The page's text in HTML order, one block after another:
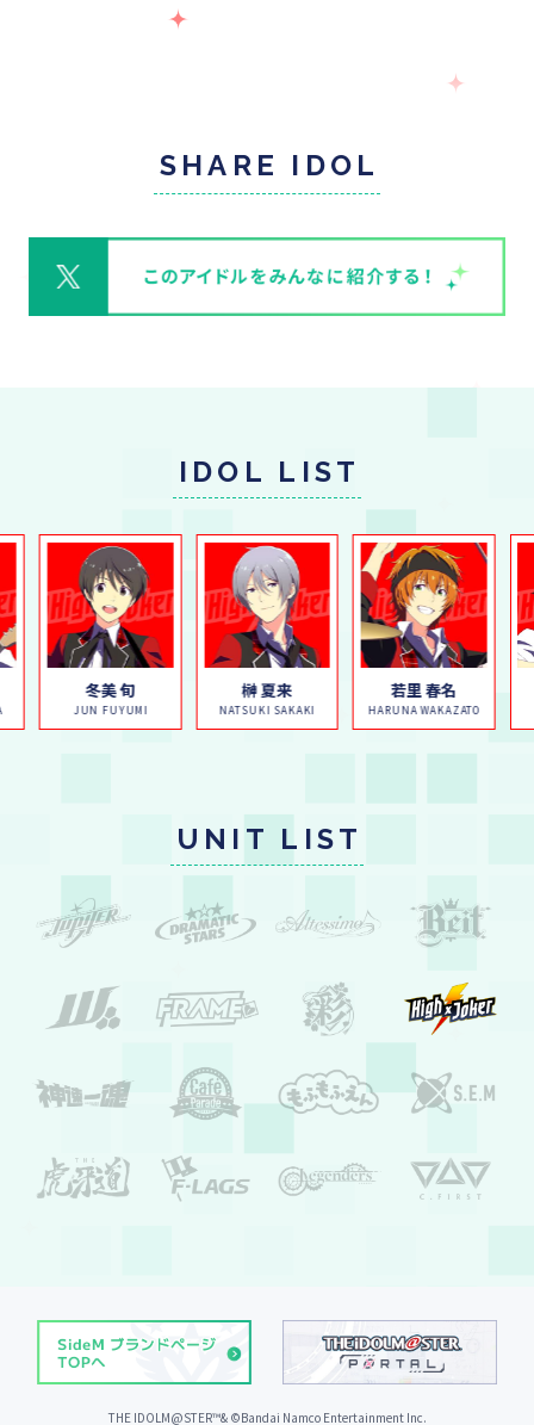
SHARE IDOL
IDOL LIST
冬美 旬
JUN FUYUMI
榊 夏来
NATSUKI SAKAKI
若里 春名
HARUNA WAKAZATO
UNIT LIST
THE IDOLM@STER™& ©︎Bandai Namco Entertainment Inc.